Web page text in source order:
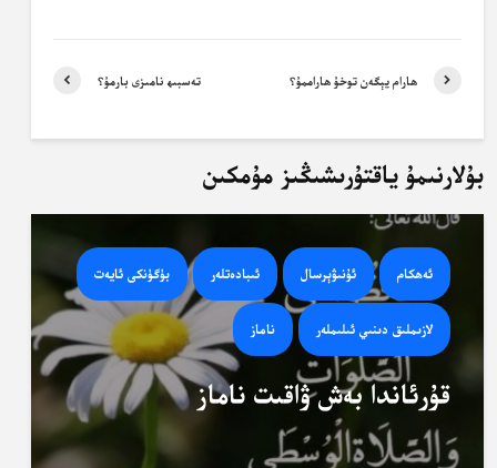
تەسبىھ نامىزى بارمۇ؟ ھارام يېگەن توخۇ ھاراممۇ؟
بۇلارنىمۇ ياقتۇرىشىڭىز مۇمكىن
ئەھكام ئۇنىۋېرسال ئىبادەتلەر بۈگۈنكى ئايەت
لازىملىق دىنىي ئىلىملەر ناماز
قۇرئاندا بەش ۋاقىت ناماز